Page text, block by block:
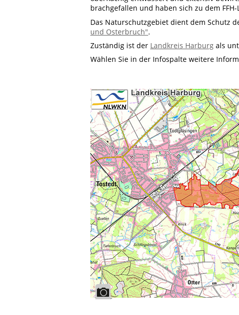
brachgefallen und haben sich zu dem
Das Naturschutzgebiet dient dem Schutz
und Osterbruch".
Zuständig ist der Landkreis Harburg als
Wählen Sie in der Infospalte weitere